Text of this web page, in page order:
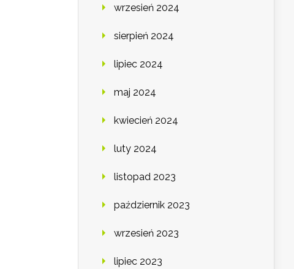
wrzesień 2024
sierpień 2024
lipiec 2024
maj 2024
kwiecień 2024
luty 2024
listopad 2023
październik 2023
wrzesień 2023
lipiec 2023